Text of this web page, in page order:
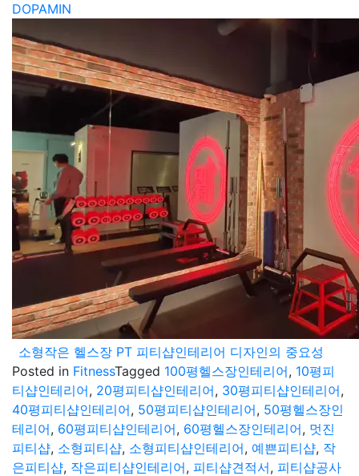
DOPAMIN
소형작은 헬스장 PT 피티샵인테리어 디자인의 중요성
Posted in FitnessTagged 100평헬스장인테리어, 10평피
티샵인테리어, 20평피티샵인테리어, 30평피티샵인테리어,
40평피티샵인테리어, 50평피티샵인테리어, 50평헬스장인
테리어, 60평피티샵인테리어, 60평헬스장인테리어, 멋진
피티샵, 소형피티샵, 소형피티샵인테리어, 예쁜피티샵, 작
은피티샵, 작은피티샵인테리어, 피티샵견적서, 피티샵공사